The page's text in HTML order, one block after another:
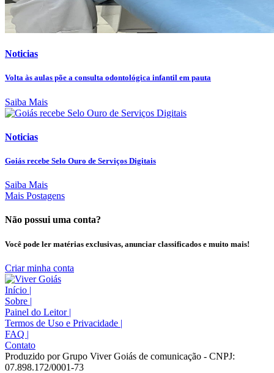
Noticias
Volta às aulas põe a consulta odontológica infantil em pauta
Saiba Mais
Noticias
Goiás recebe Selo Ouro de Serviços Digitais
Saiba Mais
Mais Postagens
Não possui uma conta?
Você pode ler matérias exclusivas, anunciar classificados e muito mais!
Criar minha conta
Início |
Sobre |
Painel do Leitor |
Termos de Uso e Privacidade |
FAQ |
Contato
Produzido por Grupo Viver Goiás de comunicação - CNPJ:
07.898.172/0001-73